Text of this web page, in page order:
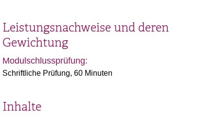
Leistungsnachweise und deren
Gewichtung
Modulschlussprüfung:
Schriftliche Prüfung, 60 Minuten
Inhalte